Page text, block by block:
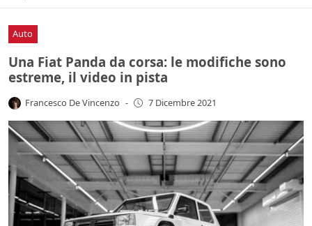
Auto
Una Fiat Panda da corsa: le modifiche sono
estreme, il video in pista
Francesco De Vincenzo - 7 Dicembre 2021